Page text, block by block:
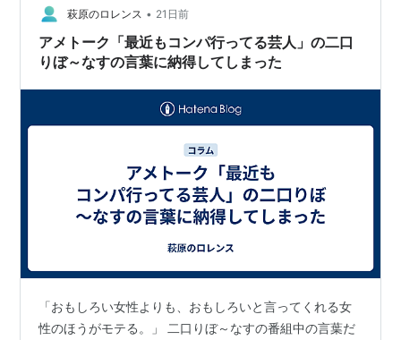
24・10のネオバラエティ枠に進出。
萩原のロレンス • 21日前
アメトーク「最近もコンパ行ってる芸人」の二口
りぼ～なすの言葉に納得してしまった
「おもしろい女性よりも、おもしろいと言ってくれる女
性のほうがモテる。」 二口りぼ～なすの番組中の言葉だ